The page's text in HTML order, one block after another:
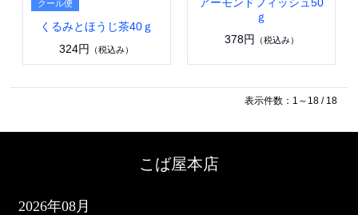
くるみとほうじ茶40ｇ
324円
（税込み）
ｇ
378円
（税込み）
表示件数：1～18 / 18
こば屋本店
2026年08月